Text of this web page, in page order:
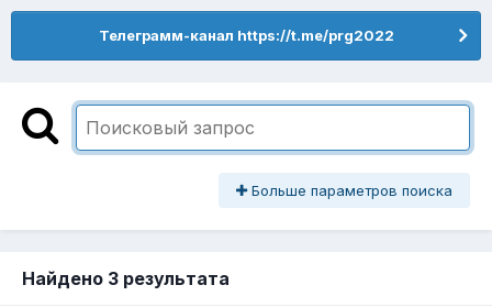
Телеграмм-канал https://t.me/prg2022
Больше параметров поиска
Найдено 3 результата